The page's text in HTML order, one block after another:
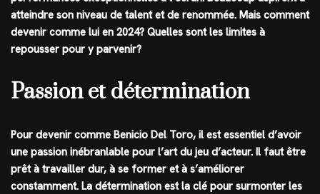
atteindre son niveau de talent et de renommée. Mais comment
devenir comme lui en 2024? Quelles sont les limites à
repousser pour y parvenir?
Passion et détermination
Pour devenir comme Benicio Del Toro, il est essentiel d’avoir
une passion inébranlable pour l’art du jeu d’acteur. Il faut être
prêt à travailler dur, à se former et à s’améliorer
constamment. La détermination est la clé pour surmonter les